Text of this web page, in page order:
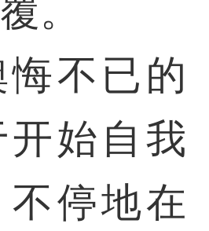
。
不已的
始自我
不停地在